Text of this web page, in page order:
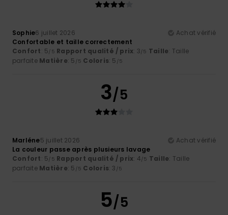
Sophie6 juillet 2026
Achat vérifié
Confortable et taille correctement
Confort: 5/5 Rapport qualité / prix: 3/5 Taille: Taille
parfaite Matière: 5 /5 Coloris: 5 /5
3/5
Marléne5 juillet 2026
Achat vérifié
La couleur passe après plusieurs lavage
Confort: 5/5 Rapport qualité / prix: 4/5 Taille: Taille
parfaite Matière: 5 /5 Coloris: 3 /5
5/5